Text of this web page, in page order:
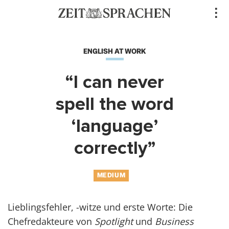
ENGLISH AT WORK
“I can never
spell the word
‘language’
correctly”
MEDIUM
Lieblingsfehler, -witze und erste Worte: Die
Chefredakteure von Spotlightund Business